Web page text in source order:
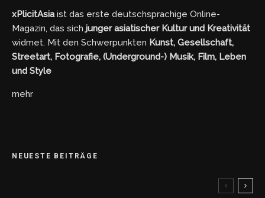
xPlicitAsiaist das erste deutschsprachige Online-
Magazin, das sich junger asiatischer Kultur und Kreativität
widmet. Mit den Schwerpunkten Kunst, Gesellschaft,
Streetart, Fotografie, (Underground-) Musik, Film, Leben
und Style
mehr
NEUESTE BEITRÄGE